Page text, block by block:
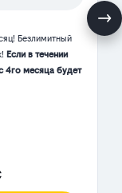
Безлимитный
Если в течении
4го месяца будет